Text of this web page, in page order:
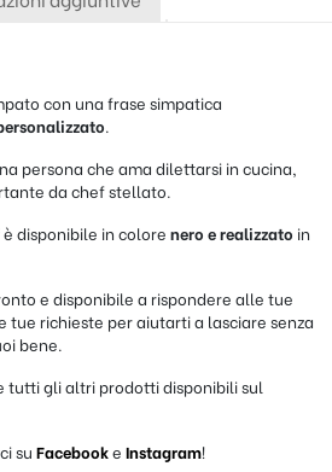
con una frase simpatica
.
persona che ama dilettarsi in cucina,
da chef stellato.
disponibile in colore nero e realizzato in
e disponibile a rispondere alle tue
tue richieste per aiutarti a lasciare senza
bene.
tutti gli altri prodotti disponibili sul
su Facebooke Instagram!